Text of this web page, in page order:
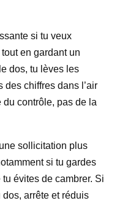
si tu veux
en gardant un
dos, tu lèves les
des chiffres dans l’air
contrôle, pas de la
sollicitation plus
si tu gardes
évites de cambrer. Si
arrête et réduis